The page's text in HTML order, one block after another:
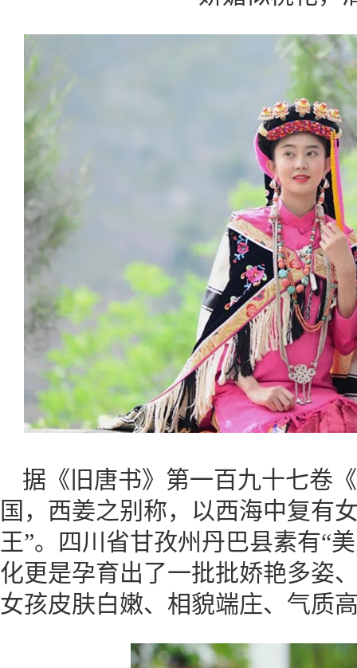
据《旧唐书》第一百九十七卷
国，西姜之别称，以西海中复有
王”。四川省甘孜州丹巴县素有“
化更是孕育出了一批批娇艳多姿
女孩皮肤白嫩、相貌端庄、气质